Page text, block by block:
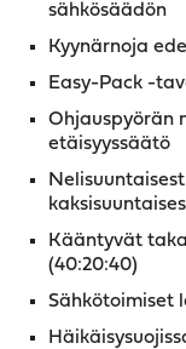
sähkösäädön
Kyynärnoja
Easy-Pack -
Ohjauspyörän
etäisyyssäätö
Kääntyvät
(40:20:40)
Sähkötoimiset